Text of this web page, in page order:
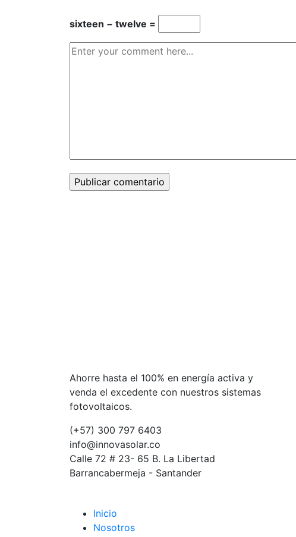
sixteen − twelve =
Ahorre hasta el 100% en energía activa y
venda el excedente con nuestros sistemas
fotovoltaicos.
(+57) 300 797 6403
info@innovasolar.co
Calle 72 # 23- 65 B. La Libertad
Barrancabermeja - Santander
Inicio
Nosotros